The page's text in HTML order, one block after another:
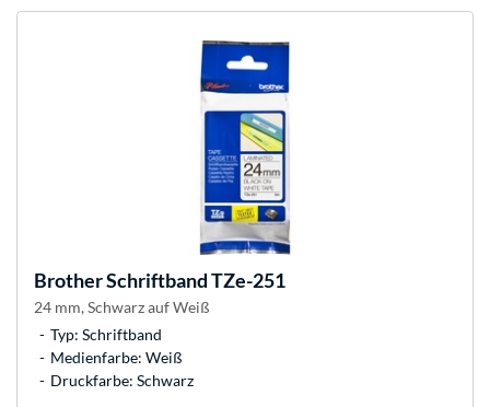
BrotherSchriftband TZe-251
24 mm, Schwarz auf Weiß
Typ: Schriftband
Medienfarbe: Weiß
Druckfarbe: Schwarz